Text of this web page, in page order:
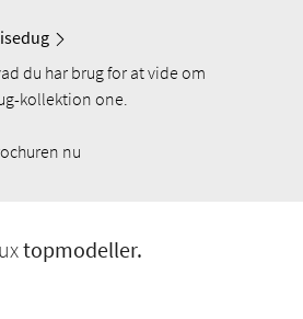
du har brug for at vide om
kollektion one.
nu
topmodeller.